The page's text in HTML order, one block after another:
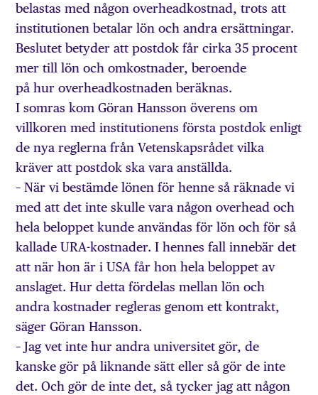
belastas med någon overheadkostnad, trots att
institutionen betalar lön och andra ersättningar.
Beslutet betyder att postdok får cirka 35 procent
mer till lön och omkostnader, beroende
på hur overheadkostnaden beräknas.
I somras kom Göran Hansson överens om
villkoren med institutionens första postdok enligt
de nya reglerna från Vetenskapsrådet vilka
kräver att postdok ska vara anställda.
– När vi bestämde lönen för henne så räknade vi
med att det inte skulle vara någon overhead och
hela beloppet kunde användas för lön och för så
kallade URA-kostnader. I hennes fall innebär det
att när hon är i USA får hon hela beloppet av
anslaget. Hur detta fördelas mellan lön och
andra kostnader regleras genom ett kontrakt,
säger Göran Hansson.
– Jag vet inte hur andra universitet gör, de
kanske gör på liknande sätt eller så gör de inte
det. Och gör de inte det, så tycker jag att någon